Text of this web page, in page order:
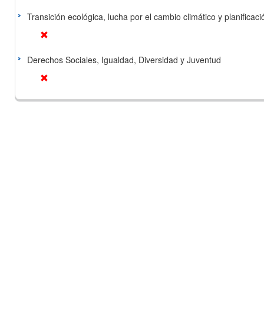
Transición ecológica, lucha por el cambio climático y
Derechos Sociales, Igualdad, Diversidad y Juventud